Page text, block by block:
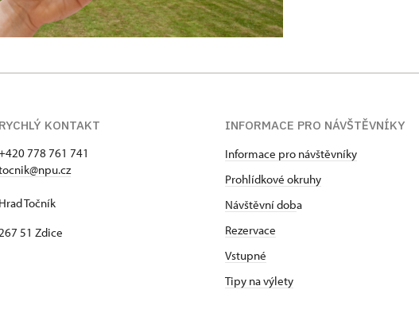
RYCHLÝ KONTAKT
778 761 741
Hrad Točník
51 Zdice
INFORMACE PRO NÁVŠTĚVNÍKY
Informace pro návštěvníky
Prohlídkové okruhy
Návštěvní doba
Rezervace
Vstupné
Tipy na výlety